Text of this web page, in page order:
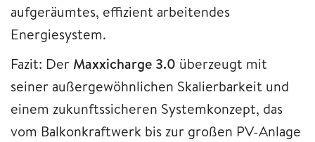
aufgeräumtes, effizient arbeitendes
Energiesystem.
Fazit: Der Maxxicharge 3.0 überzeugt mit
seiner außergewöhnlichen Skalierbarkeit und
einem zukunftssicheren Systemkonzept, das
vom Balkonkraftwerk bis zur großen PV-Anlage